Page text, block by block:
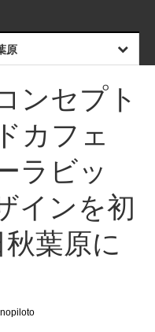
原
ンセプト
カフェ
ラビッ
インを初
葉原に